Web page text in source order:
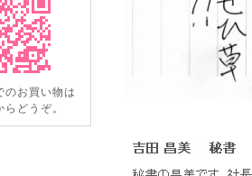
のお買い物は
らどうぞ。